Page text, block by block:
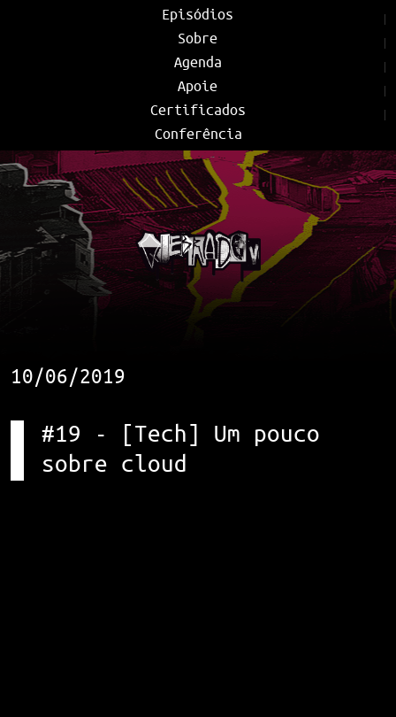
Episódios
Sobre
Agenda
Apoie
Certificados
Conferência
10/06/2019
#19 - [Tech] Um pouco
sobre cloud